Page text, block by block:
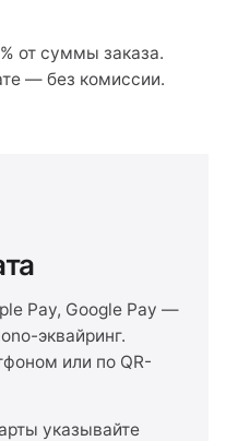
от суммы заказа.
— без комиссии.
Pay, Google Pay —
эквайринг.
или по QR-
указывайте